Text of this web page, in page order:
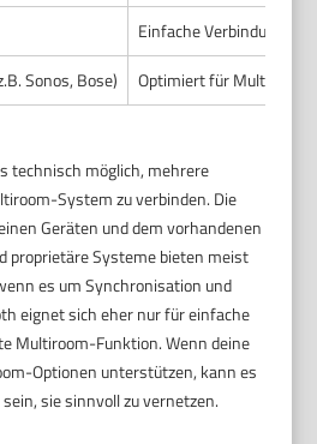
Einfache Verbindung,
Sonos, Bose)
Optimiert für Multiroom,
technisch möglich, mehrere
System zu verbinden. Die
Geräten und dem vorhandenen
proprietäre Systeme bieten meist
es um Synchronisation und
eignet sich eher nur für einfache
Multiroom-Funktion. Wenn deine
Optionen unterstützen, kann es
sie sinnvoll zu vernetzen.